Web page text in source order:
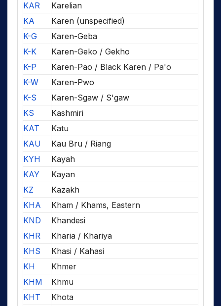
KAR
Karelian
KA
Karen (unspecified)
K-G
Karen-Geba
K-K
Karen-Geko / Gekho
K-P
Karen-Pao / Black Karen / Pa'o
K-W
Karen-Pwo
K-S
Karen-Sgaw / S'gaw
KS
Kashmiri
KAT
Katu
KAU
Kau Bru / Riang
KYH
Kayah
KAY
Kayan
KZ
Kazakh
KHA
Kham / Khams, Eastern
KND
Khandesi
KHR
Kharia / Khariya
KHS
Khasi / Kahasi
KH
Khmer
KHM
Khmu
KHT
Khota